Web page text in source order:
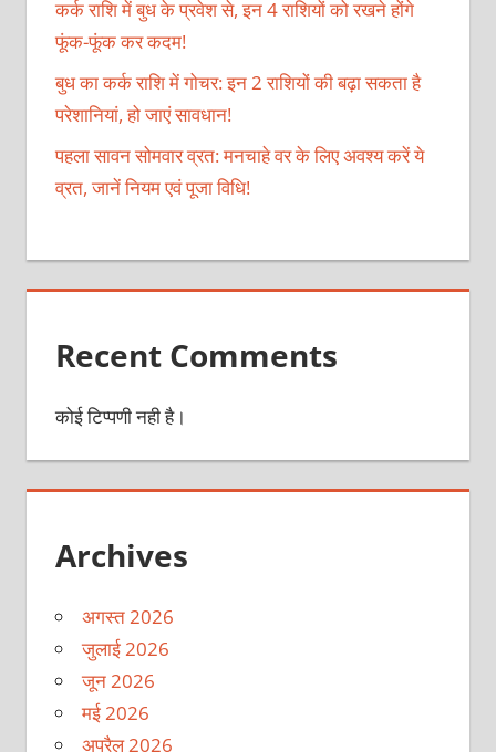
कर्क राशि में बुध के प्रवेश से, इन 4 राशियों को रखने होंगे
फूंक-फूंक कर कदम!
बुध का कर्क राशि में गोचर: इन 2 राशियों की बढ़ा सकता है
परेशानियां, हो जाएं सावधान!
पहला सावन सोमवार व्रत: मनचाहे वर के लिए अवश्य करें ये
व्रत, जानें नियम एवं पूजा विधि!
Recent Comments
कोई टिप्पणी नही है।
Archives
अगस्त 2026
जुलाई 2026
जून 2026
मई 2026
अप्रैल 2026